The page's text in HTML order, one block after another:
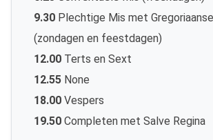
9.30 Plechtige Mis met
(zondagen en feestdagen)
12.00 Terts en Sext
12.55 None
18.00 Vespers
19.50 Completen met Salve Regina